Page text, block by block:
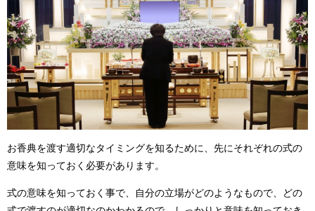
お香典を渡す適切なタイミングを知るために、先にそれぞれの式の
意味を知っておく必要があります。
式の意味を知っておく事で、自分の立場がどのようなもので、どの